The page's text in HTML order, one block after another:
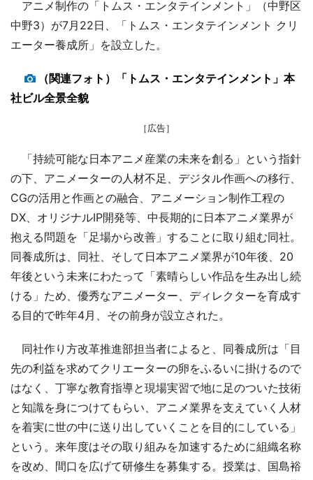
アニメ制作の「トムス・エンタテインメント」（中野区
中野3）が7月22日、「トムス・エンタテインメント クリ
エーター養成所」を設立した。
（関連フォト）「トムス・エンタテインメント」本
社ビル全景全貌
［広告］
「持続可能な日本アニメ産業の未来を創る」という指針
の下、アニメーターの人材不足、デジタル作画への移行、
CGの活用と作画との融合、アニメーション制作工程の
DX、オリジナルIP開発等、中長期的に日本アニメ業界が
抱える問題を「足場から改善」することに取り組む同社。
同養成所は、同社、そして日本アニメ業界が10年後、20
年後という未来にわたって「素晴らしい作品を生み出し続
ける」ため、優秀なアニメーター、ディレクターを育成す
る目的で昨年4月、その前身が設立された。
同社作り方改革推進部担当者によると、同養成所は「目
先の利益を求めてクリエーターの卵をふるいに掛けるので
はなく、丁寧な教育指導と現場実習で地に足のついた技術
と知識を身につけてもらい、アニメ業界を支えていく人材
を着実に世の中に送り出していくことを目的にしている」
という。来年度はその取り組みを加速するために組織名称
を改め、間口を広げて研修生を募集する。授業は、国島裕